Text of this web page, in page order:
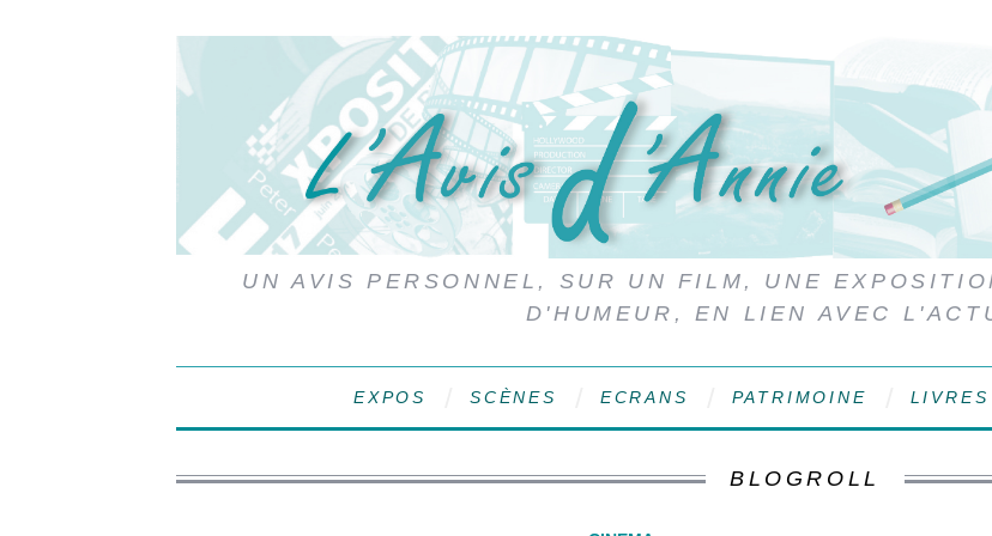
UN AVIS PERSONNEL, SUR UN FILM, UNE
D'HUMEUR, EN LIEN AVEC
EXPOS SCÈNES ECRANS PATRIMOINE LIVRES
BLOGROLL